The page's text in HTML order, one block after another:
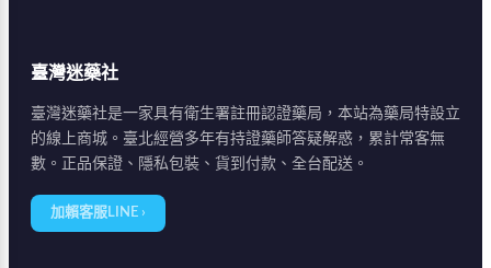
臺灣迷藥社
臺灣迷藥社是一家具有衛生署註冊認證藥局，本站為藥局特設立
的線上商城。臺北經營多年有持證藥師答疑解惑，累計常客無
數。正品保證、隱私包裝、貨到付款、全台配送。
加賴客服LINE ›